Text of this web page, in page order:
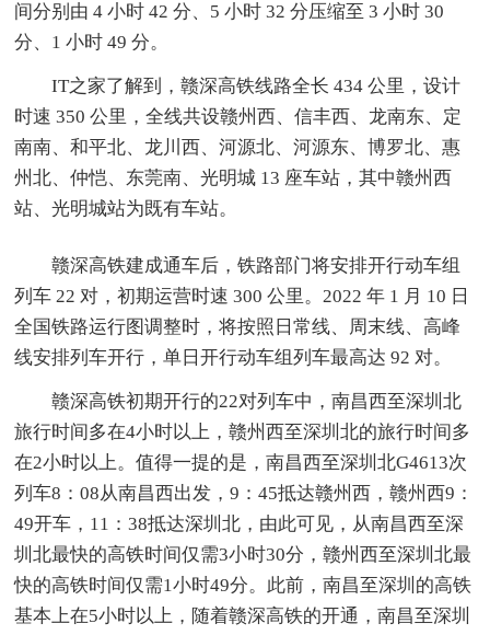
间分别由 4 小时 42 分、5 小时 32 分压缩至 3 小时 30
分、1 小时 49 分。
IT之家了解到，赣深高铁线路全长 434 公里，设计
时速 350 公里，全线共设赣州西、信丰西、龙南东、定
南南、和平北、龙川西、河源北、河源东、博罗北、惠
州北、仲恺、东莞南、光明城 13 座车站，其中赣州西
站、光明城站为既有车站。
赣深高铁建成通车后，铁路部门将安排开行动车组
列车 22 对，初期运营时速 300 公里。2022 年 1 月 10 日
全国铁路运行图调整时，将按照日常线、周末线、高峰
线安排列车开行，单日开行动车组列车最高达 92 对。
赣深高铁初期开行的22对列车中，南昌西至深圳北
旅行时间多在4小时以上，赣州西至深圳北的旅行时间多
在2小时以上。值得一提的是，南昌西至深圳北G4613次
列车8：08从南昌西出发，9：45抵达赣州西，赣州西9：
49开车，11：38抵达深圳北，由此可见，从南昌西至深
圳北最快的高铁时间仅需3小时30分，赣州西至深圳北最
快的高铁时间仅需1小时49分。此前，南昌至深圳的高铁
基本上在5小时以上，随着赣深高铁的开通，南昌至深圳